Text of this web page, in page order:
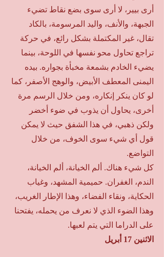
أرى بيير، لا أرى سوى بضع نقاط تضيء
الجبهة، والأنف، واليد المرسومة، بالكاد
تقال، غير المكتملة بشكل رائع، في حركة
تراجع تحاول محو نفسها في اللوحة، بينما
يضيء الخادم بشمعة مخبأة بجواره. بيده
اليمنى المعطف الأبيض، والوهج الأصفر، كما
لو كان ينكر إنكاره، ومن خلال الرسم مرة
أخرى، يحاول أن يذوب في ضوء أخضر
ولكن ذهبي، في هذا الشفق حيث لا يمكن
قول أي شيء سوى الخوف، من خلال
التواضع.
كل شيء هناك. ألم الخيانة، ألم الخيانة،
الندم، الغفران. حميمية المشهد، وغياب
الحكاية، ونقاء الفضاء، وهذا الإطار الغريب،
وهذا الضوء الذي لا نعرف من يحمله، يفتحنا
على الدراما التي يتم لعبها.
الاثنين 17 أبريل